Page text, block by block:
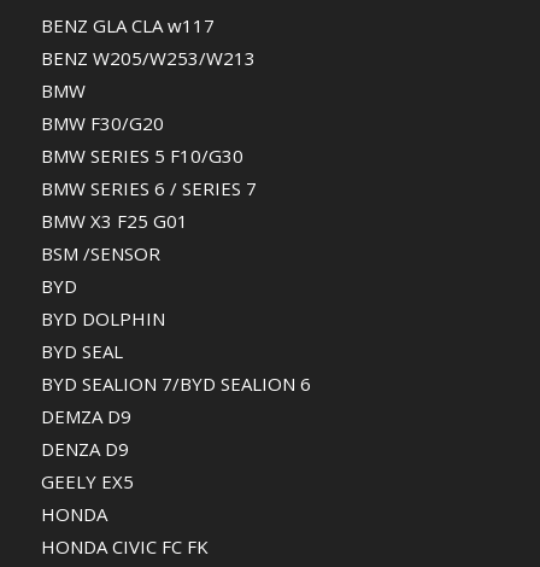
BENZ GLA CLA w117
BENZ W205/W253/W213
BMW
BMW F30/G20
BMW SERIES 5 F10/G30
BMW SERIES 6 / SERIES 7
BMW X3 F25 G01
BSM /SENSOR
BYD
BYD DOLPHIN
BYD SEAL
BYD SEALION 7/BYD SEALION 6
DEMZA D9
DENZA D9
GEELY EX5
HONDA
HONDA CIVIC FC FK